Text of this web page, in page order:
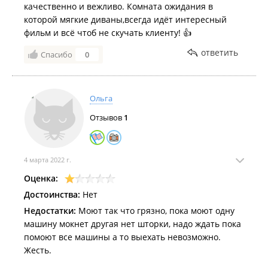
качественно и вежливо. Комната ожидания в
которой мягкие диваны,всегда идёт интересный
фильм и всё чтоб не скучать клиенту! 👍
Спасибо 0 ответить
Ольга
Отзывов 1
4 марта 2022 г.
Оценка:
Достоинства: Нет
Недостатки: Моют так что грязно, пока моют одну
машину мокнет другая нет шторки, надо ждать пока
помоют все машины а то выехать невозможно.
Жесть.